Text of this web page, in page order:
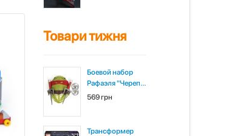
Товари тижня
Боевой набор
Рафаэля "Череп...
569 грн
Трансформер